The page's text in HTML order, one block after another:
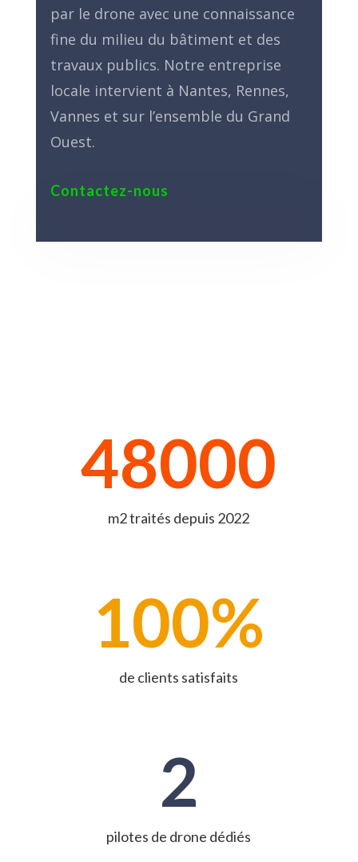
par le drone avec une connaissance
fine du milieu du bâtiment et des
travaux publics. Notre entreprise
locale intervient à Nantes, Rennes,
Vannes et sur l’ensemble du Grand
Ouest.
Contactez-nous
48000
m2 traités depuis 2022
100%
de clients satisfaits
2
pilotes de drone dédiés